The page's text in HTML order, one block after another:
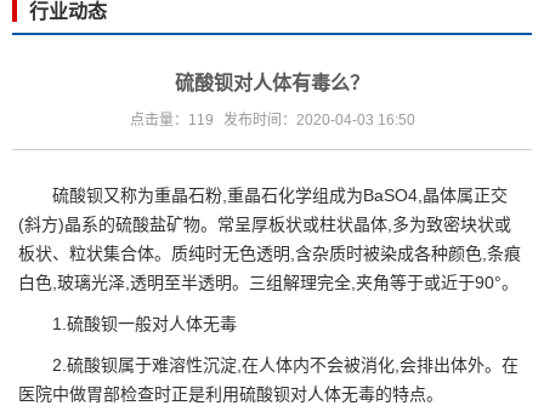
行业动态
硫酸钡对人体有毒么？
点击量：119 发布时间：2020-04-03 16:50
硫酸钡又称为重晶石粉,重晶石化学组成为BaSO4,晶体属正交
(斜方)晶系的硫酸盐矿物。常呈厚板状或柱状晶体,多为致密块状或
板状、粒状集合体。质纯时无色透明,含杂质时被染成各种颜色,条痕
白色,玻璃光泽,透明至半透明。三组解理完全,夹角等于或近于90°。
1.硫酸钡一般对人体无毒
2.硫酸钡属于难溶性沉淀,在人体内不会被消化,会排出体外。在
医院中做胃部检查时正是利用硫酸钡对人体无毒的特点。